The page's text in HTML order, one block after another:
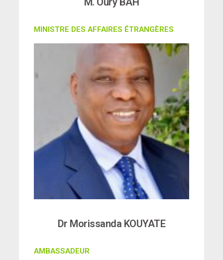
MINISTRE DES AFFAIRES ÉTRANGÈRES
Dr Morissanda KOUYATE
AMBASSADEUR